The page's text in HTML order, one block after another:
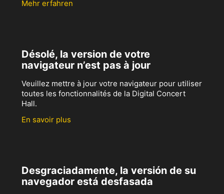
Mehr erfahren
Désolé, la version de votre
navigateur n’est pas à jour
Veuillez mettre à jour votre navigateur pour utiliser
toutes les fonctionnalités de la Digital Concert
Hall.
En savoir plus
Desgraciadamente, la versión de su
navegador está desfasada